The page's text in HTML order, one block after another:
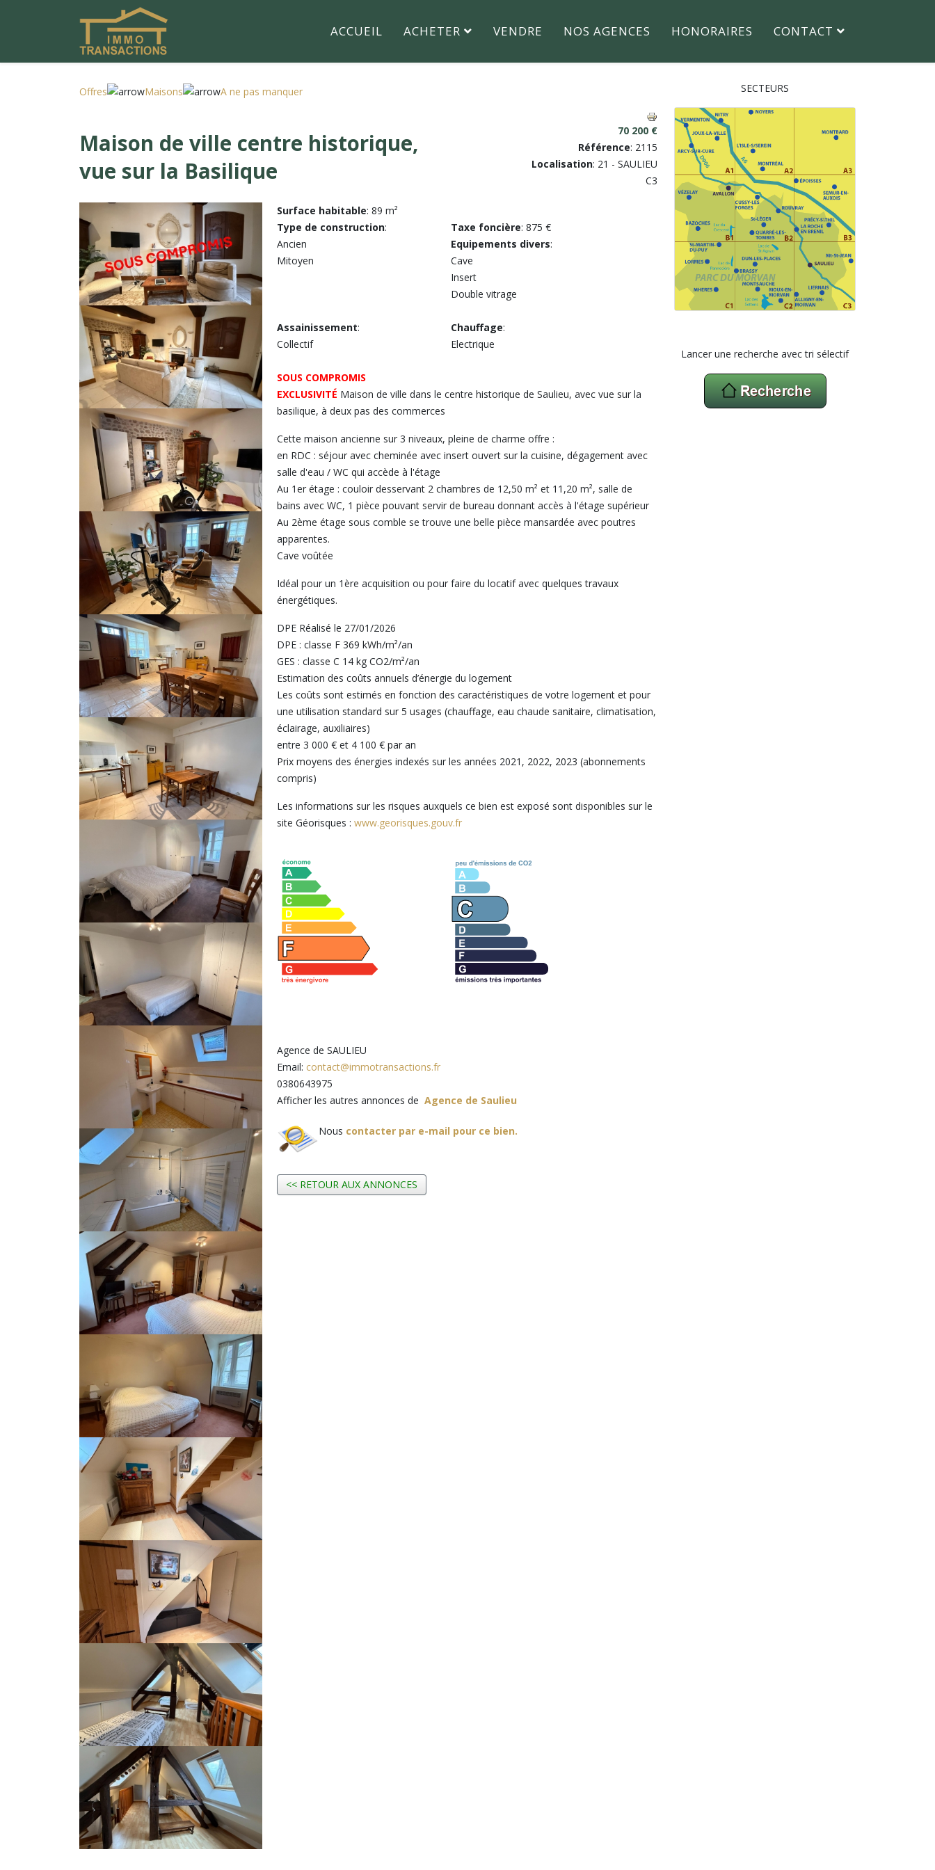
ACCUEIL ACHETER VENDRE NOS AGENCES HONORAIRES CONTACT
Offres Maisons A ne pas manquer
Maison de ville centre historique,
vue sur la Basilique
70 200 €
Référence: 2115
Localisation: 21 - SAULIEU
C3
Surface habitable: 89 m²
Type de construction:
Ancien
Mitoyen
Taxe foncière: 875 €
Equipements divers:
Cave
Insert
Double vitrage
Assainissement:
Collectif
Chauffage:
Electrique
SOUS COMPROMIS
EXCLUSIVITÉ Maison de ville dans le centre historique de Saulieu, avec vue sur la
basilique, à deux pas des commerces
Cette maison ancienne sur 3 niveaux, pleine de charme offre :
en RDC : séjour avec cheminée avec insert ouvert sur la cuisine, dégagement avec
salle d'eau / WC qui accède à l'étage
Au 1er étage : couloir desservant 2 chambres de 12,50 m² et 11,20 m², salle de
bains avec WC, 1 pièce pouvant servir de bureau donnant accès à l'étage supérieur
Au 2ème étage sous comble se trouve une belle pièce mansardée avec poutres
apparentes.
Cave voûtée
Idéal pour un 1ère acquisition ou pour faire du locatif avec quelques travaux
énergétiques.
DPE Réalisé le 27/01/2026
DPE : classe F 369 kWh/m²/an
GES : classe C 14 kg CO2/m²/an
Estimation des coûts annuels d’énergie du logement
Les coûts sont estimés en fonction des caractéristiques de votre logement et pour
une utilisation standard sur 5 usages (chauffage, eau chaude sanitaire, climatisation,
éclairage, auxiliaires)
entre 3 000 € et 4 100 € par an
Prix moyens des énergies indexés sur les années 2021, 2022, 2023 (abonnements
compris)
Les informations sur les risques auxquels ce bien est exposé sont disponibles sur le
site Géorisques :www.georisques.gouv.fr
Agence de SAULIEU
Email: contact@immotransactions.fr
0380643975
Afficher les autres annonces deAgence de Saulieu
Nous contacter par e-mail pour ce bien.
<< RETOUR AUX ANNONCES
SECTEURS
Lancer une recherche avec tri sélectif